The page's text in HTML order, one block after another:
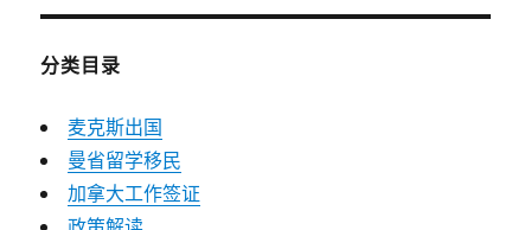
分类目录
麦克斯出国
曼省留学移民
加拿大工作签证